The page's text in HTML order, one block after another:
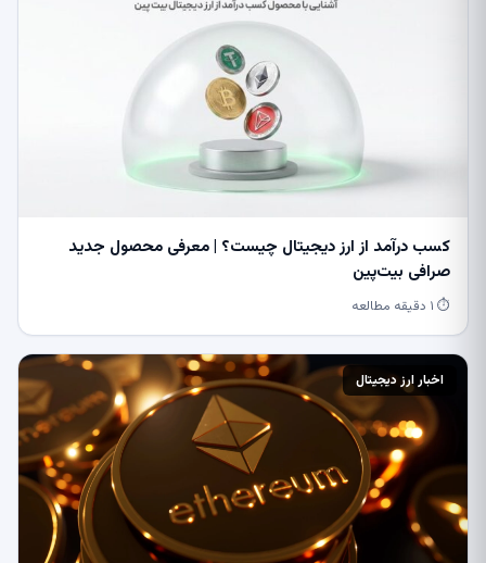
کسب درآمد از ارز دیجیتال چیست؟ | معرفی محصول جدید
صرافی بیت‌پین
⏱ ۱ دقیقه مطالعه
اخبار ارز دیجیتال